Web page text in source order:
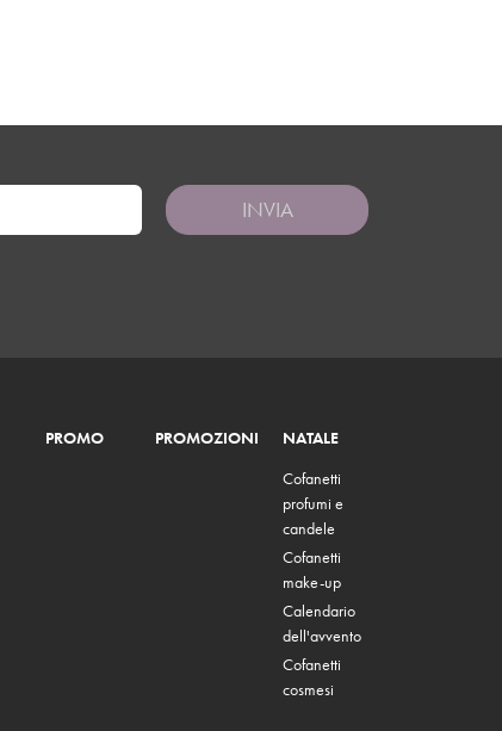
INVIA
PROMO PROMOZIONI
NATALE
Cofanetti
profumi e
candele
Cofanetti
make-up
Calendario
dell'avvento
Cofanetti
cosmesi